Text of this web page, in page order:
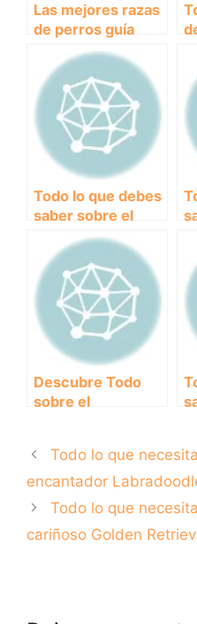
Las mejores razas
de perros guía
para personas con
discapacidad
visual
Todo lo que debes
saber sobre el
Staffordshire Bull
Terrier: ¡Una raza
canina llena de
energía y amor!
Descubre Todo
sobre el
Características,
Cuidados y
Curiosidades
Todo lo que
encantador
Todo lo que
cariñoso Golden